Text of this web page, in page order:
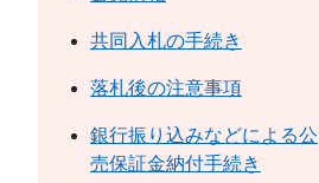
共同入札の手続き
落札後の注意事項
銀行振り込みなどによる公
売保証金納付手続き